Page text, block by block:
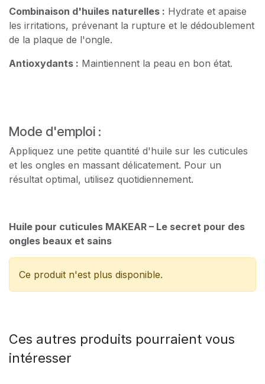
Combinaison d'huiles naturelles : Hydrate et apaise
les irritations, prévenant la rupture et le dédoublement
de la plaque de l'ongle.
Antioxydants : Maintiennent la peau en bon état.
Mode d'emploi :
Appliquez une petite quantité d'huile sur les cuticules
et les ongles en massant délicatement. Pour un
résultat optimal, utilisez quotidiennement.
Huile pour cuticules MAKEAR – Le secret pour des
ongles beaux et sains
Ce produit n'est plus disponible.
Ces autres produits pourraient vous
intéresser